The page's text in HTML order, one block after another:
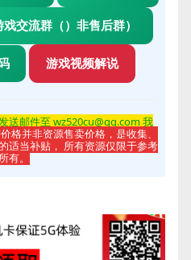
客户端
使用人数限制
戏交流群（）非售后群）
游戏视频解说
送邮件至 wz520cu@qq.com 我
格并非资源售卖价格，是收集、
适当补贴， 所有资源仅限于参考
。